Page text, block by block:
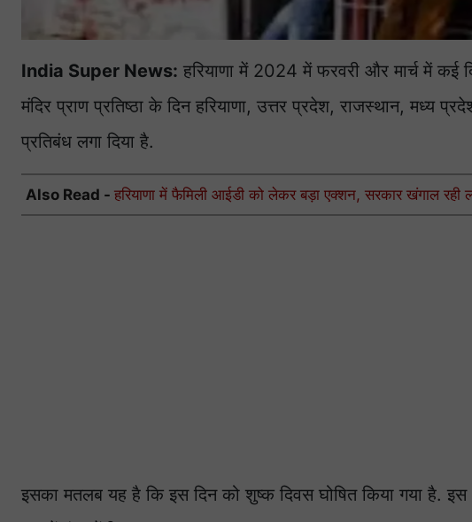
India Super News: हरियाणा में 2024 में फरवरी और मार्च में कई
मंदिर प्राण प्रतिष्ठा के दिन हरियाणा, उत्तर प्रदेश, राजस्थान, मध्य
प्रतिबंध लगा दिया है.
Also Read - हरियाणा में फैमिली आईडी को लेकर बड़ा एक्शन, सरकार खंगाल रही
इसका मतलब यह है कि इस दिन को शुष्क दिवस घोषित किया गया है.